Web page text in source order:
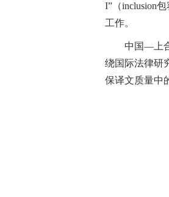
I”（inclusion
工作。
中国—上
绕国际法律研
保译文质量中